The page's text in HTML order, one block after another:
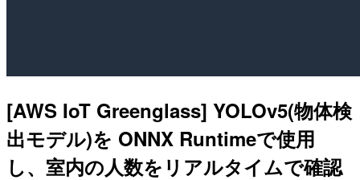
[AWS IoT Greenglass] YOLOv5(物体検
出モデル)を ONNX Runtimeで使用
し、室内の人数をリアルタイムで確認